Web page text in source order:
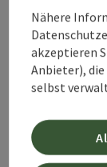
zum
powered by
Nähere
akzeptieren
Anbieter),
selbst